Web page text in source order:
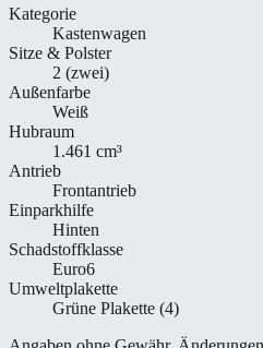
Kategorie
Kastenwagen
Sitze & Polster
2 (zwei)
Außenfarbe
Weiß
Hubraum
1.461 cm³
Antrieb
Frontantrieb
Einparkhilfe
Hinten
Schadstoffklasse
Euro6
Umweltplakette
Grüne Plakette (4)